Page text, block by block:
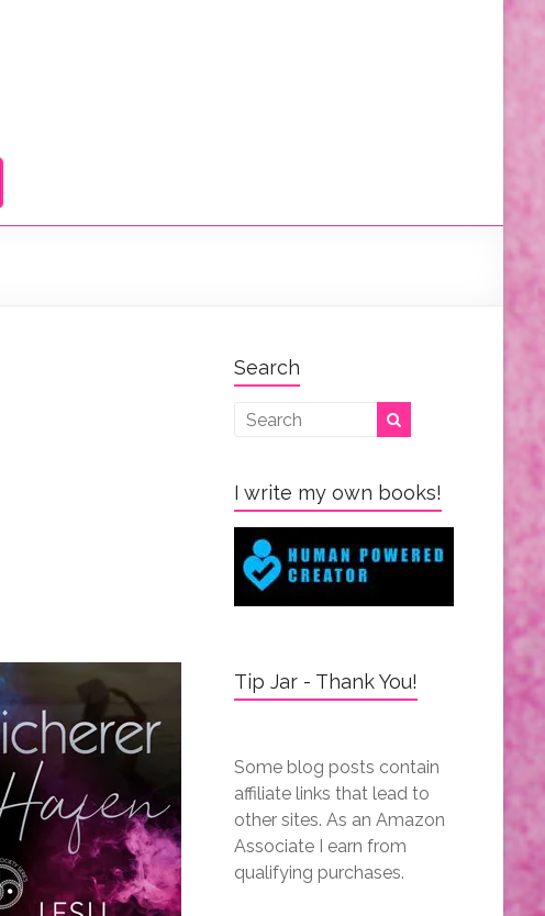
Search
I write my own books!
Tip Jar - Thank You!
Some blog posts contain
affiliate links that lead to
other sites. As an Amazon
Associate I earn from
qualifying purchases.